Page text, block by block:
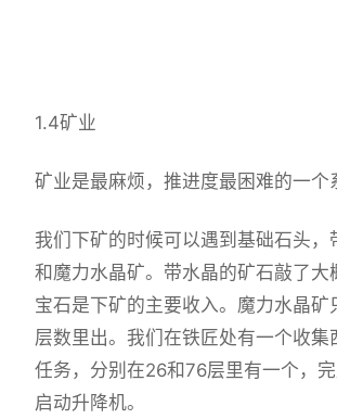
1.4矿业
矿业是最麻烦，推进度最困难的一个
我们下矿的时候可以遇到基础石头，
和魔力水晶矿。带水晶的矿石敲了大
宝石是下矿的主要收入。魔力水晶矿
层数里出。我们在铁匠处有一个收集
任务，分别在26和76层里有一个，
启动升降机。